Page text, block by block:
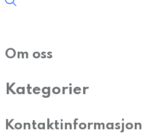
Om oss
Kategorier
Kontaktinformasjon